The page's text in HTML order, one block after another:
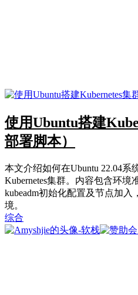
使用Ubuntu搭建
部署脚本）
本文介绍如何在Ubuntu 22.04系
Kubernetes集群。内容包含环境
kubeadm初始化配置及节点加
境。
综合